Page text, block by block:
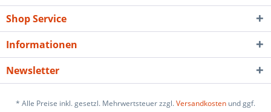
Shop Service
Informationen
Newsletter
* Alle Preise inkl. gesetzl. Mehrwertsteuer zzgl.Versandkosten und ggf.